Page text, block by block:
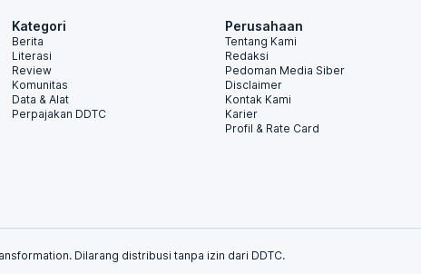
Kategori
Berita
Literasi
Review
Komunitas
Data & Alat
Perpajakan DDTC
Perusahaan
Tentang Kami
Redaksi
Pedoman Media Siber
Disclaimer
Kontak Kami
Karier
Profil & Rate Card
Dilarang distribusi tanpa izin dari DDTC.